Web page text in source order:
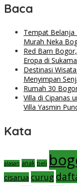
Baca
Tempat Belanja
Murah Neka
Red Barn
Eropa di
Destinasi
Menyimpan
Rumah 30
Villa di Cipanas
Villa Yasmin
Kata
alasan anak beli
cisarua curug